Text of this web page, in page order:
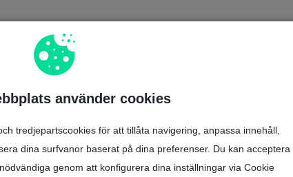
använder cookies
tredjepartscookies för att tillåta navigering, anpassa innehåll,
dina surfvanor baserat på dina preferenser. Du kan acceptera
genom att konfigurera dina inställningar via Cookie
vad det kostar och hur MrFinan kan underlätta hela
idag